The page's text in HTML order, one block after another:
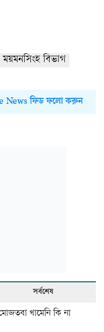
ময়মনসিংহ বিভাগ
News ফিড ফলো করুন
সর্বশেষ
খামেনি কি না